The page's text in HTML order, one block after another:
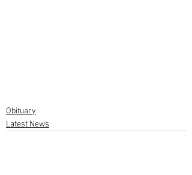
Obituary
Latest News